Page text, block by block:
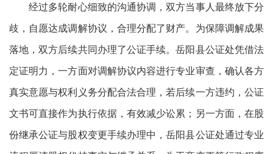
经过多轮耐心细致的沟通协调，双方当事人最终放下分
歧，自愿达成调解协议，合理分配了财产。为保障调解成果
落地，双方后续共同办理了公证手续。岳阳县公证处凭借法
定证明力，一方面对调解协议内容进行专业审查，确认各方
真实意愿与权利义务分配合法合理，若后续一方违约，公证
文书可直接作为执行依据，有效减少讼累；另一方面，在股
份继承公证与股权变更手续办理中，岳阳县公证处通过专业